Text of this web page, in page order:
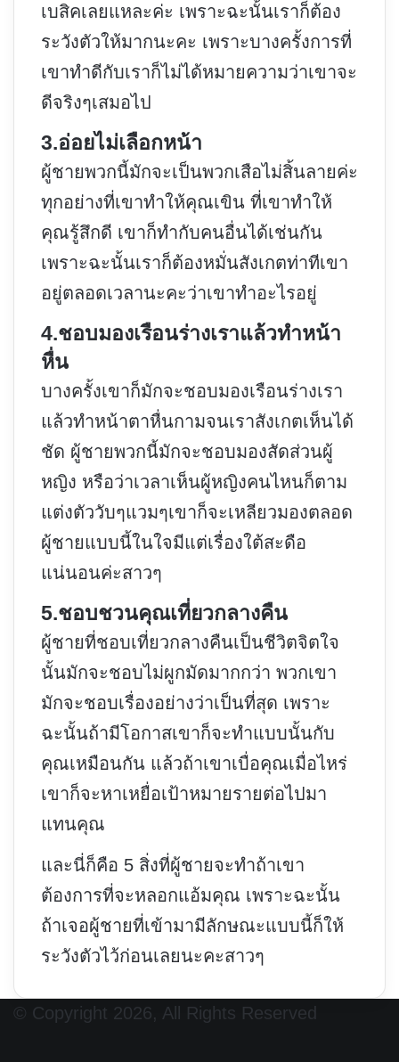
เบสิคเลยแหละค่ะ เพราะฉะนั้นเราก็ต้อง
ระวังตัวให้มากนะคะ เพราะบางครั้งการที่
เขาทำดีกับเราก็ไม่ได้หมายความว่าเขาจะ
ดีจริงๆเสมอไป
3.อ่อยไม่เลือกหน้า
ผู้ชายพวกนี้มักจะเป็นพวกเสือไม่สิ้นลายค่ะ
ทุกอย่างที่เขาทำให้คุณเขิน ที่เขาทำให้
คุณรู้สึกดี เขาก็ทำกับคนอื่นได้เช่นกัน
เพราะฉะนั้นเราก็ต้องหมั่นสังเกตท่าทีเขา
อยู่ตลอดเวลานะคะว่าเขาทำอะไรอยู่
4.ชอบมองเรือนร่างเราแล้วทำหน้า
หื่น
บางครั้งเขาก็มักจะชอบมองเรือนร่างเรา
แล้วทำหน้าตาหื่นกามจนเราสังเกตเห็นได้
ชัด ผู้ชายพวกนี้มักจะชอบมองสัดส่วนผู้
หญิง หรือว่าเวลาเห็นผู้หญิงคนไหนก็ตาม
แต่งตัววับๆแวมๆเขาก็จะเหลียวมองตลอด
ผู้ชายแบบนี้ในใจมีแต่เรื่องใต้สะดือ
แน่นอนค่ะสาวๆ
5.ชอบชวนคุณเที่ยวกลางคืน
ผู้ชายที่ชอบเที่ยวกลางคืนเป็นชีวิตจิตใจ
นั้นมักจะชอบไม่ผูกมัดมากกว่า พวกเขา
มักจะชอบเรื่องอย่างว่าเป็นที่สุด เพราะ
ฉะนั้นถ้ามีโอกาสเขาก็จะทำแบบนั้นกับ
คุณเหมือนกัน แล้วถ้าเขาเบื่อคุณเมื่อไหร่
เขาก็จะหาเหยื่อเป้าหมายรายต่อไปมา
แทนคุณ
และนี่ก็คือ 5 สิ่งที่ผู้ชายจะทำถ้าเขา
ต้องการที่จะหลอกแอ้มคุณ เพราะฉะนั้น
ถ้าเจอผู้ชายที่เข้ามามีลักษณะแบบนี้ก็ให้
ระวังตัวไว้ก่อนเลยนะคะสาวๆ
© Copyright 2026, All Rights Reserved